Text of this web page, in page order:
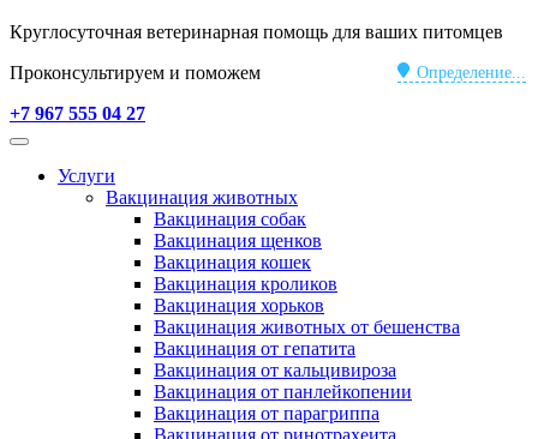
Круглосуточная ветеринарная помощь для ваших питомцев
Определение...
Проконсультируем и поможем
+7 967 555 04 27
Услуги
Вакцинация животных
Вакцинация собак
Вакцинация щенков
Вакцинация кошек
Вакцинация кроликов
Вакцинация хорьков
Вакцинация животных от бешенства
Вакцинация от гепатита
Вакцинация от кальцивироза
Вакцинация от панлейкопении
Вакцинация от парагриппа
Вакцинация от ринотрахеита